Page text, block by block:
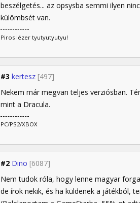
beszélgetés... az opsysba semmi ilyen
külömbsét van.
Piros lézer tyutyutyutyu!
#3 kertesz [497]
Nekem már megvan teljes verziósban.
mint a Dracula.
PC/PS2/XBOX
#2 Dino [6087]
Nem tudok róla, hogy lenne magyar
de írok nekik, és ha küldenek a játékból,